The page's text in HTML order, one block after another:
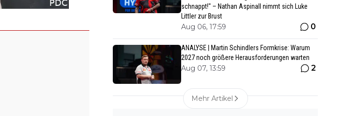
schnappt!" – Nathan Aspinall nimmt sich Luke
Littler zur Brust
Aug 06, 17:59 0
ANALYSE | Martin Schindlers Formkrise: Warum
2027 noch größere Herausforderungen warten
Aug 07, 13:59 2
Mehr Artikel